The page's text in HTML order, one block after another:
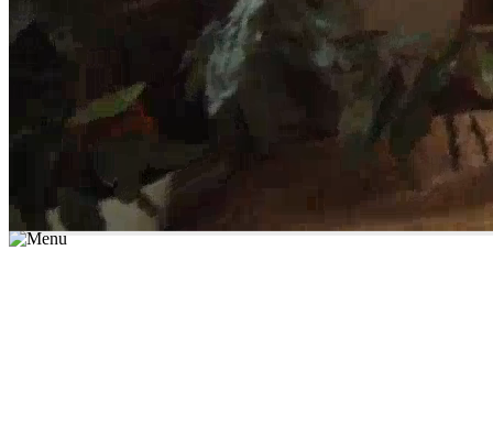
מצאו מורה עכשיו *יש לבחור נושא לימוד / עיר מהרשימה שבשדה החיפוש
התחברות מצא מורה